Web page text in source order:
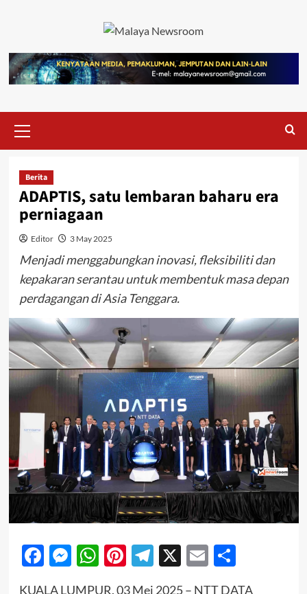
Berita
ADAPTIS, satu lembaran baharu era
perniagaan
Editor 3 May 2025
Menjadi menggabungkan inovasi, fleksibiliti dan
kepakaran serantau untuk membentuk masa depan
perdagangan di Asia Tenggara.
Facebook
Messenger
WhatsApp
Pinterest
Telegram
X EmailShare
KUALA LUMPUR, 03 Mei 2025 – NTT DATA